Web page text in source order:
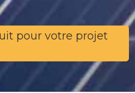
pour votre projet